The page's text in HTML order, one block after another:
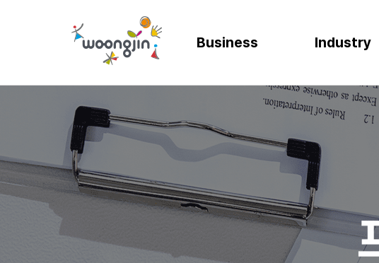
Business
AICC | AI 고객상담 시스템
WIKL | AI 인사이트 플랫폼
AI웅수 | 그룹웨어 AI
SAP Joule
Mendix MAIA
WRMS
WDMS
Business Synergy Suite
ERP
SAP S/4HANA
SAP Business
SAP EWM
Microsoft
Smart Factory
WiJARD
CLOUD
Industry
고객 만족도 및 충성도 증대
사업 확장 및 브랜드 신뢰도 증가
통합 관리 및 운영 효율화
모빌리티
디지털 혁신을 위한 최적의 도구
프로세스 정립 및 글로벌 운영
효율적인 자원관리
제조
디지털 혁신과 생산성
인공지능과 머신러
계획과 목표 중심
바이오
엄격한 규제
성장을 위한 기
소비재
플랫폼
데이터
추천 검색어